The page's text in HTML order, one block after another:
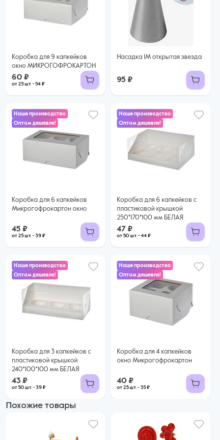
Коробка для 9 капкейков
окно МИКРОГОФРОКАРТОН
60 ₽
от 25 шт. - 54 ₽
54 ₽ за шт. при заказе от 25 шт.
Купить оптом
Насадка 1М открытая звезда
95 ₽
Наше производство
Оптом дешевле!
Коробка для 6 капкейков
Микрогофрокартон окно
45 ₽
от 25 шт. - 39 ₽
39 ₽ за шт. при заказе от 25 шт.
Купить оптом
Наше производство
Оптом дешевле!
Коробка для 6 капкейков с
пластиковой крышкой
250*170*100 мм БЕЛАЯ
47 ₽
от 50 шт. - 44 ₽
47 ₽
44 ₽ за шт. при заказе от 50 шт.
Наше производство
Оптом дешевле!
Коробка для 3 капкейков с
пластиковой крышкой
240*100*100 мм БЕЛАЯ
43 ₽
от 50 шт. - 39 ₽
43 ₽
39 ₽ за шт. при заказе от 50 шт.
Наше производство
Оптом дешевле!
Коробка для 4 капкейков
окно Микрогофрокартон
40 ₽
от 25 шт. - 35 ₽
40 ₽
35 ₽ за шт. при заказе от 25 шт.
Купить оптом
Похожие товары